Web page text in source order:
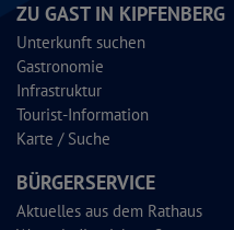
ZU GAST IN KIPFENBERG
Unterkunft suchen
Gastronomie
Infrastruktur
Tourist-Information
Karte / Suche
BÜRGERSERVICE
Aktuelles aus dem Rathaus